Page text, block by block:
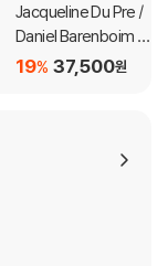
Jacqueline Du Pre /
Daniel Barenboim 브
람스: 첼로 소나타 (Bra
37,500원
19%